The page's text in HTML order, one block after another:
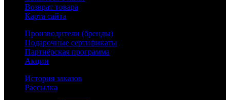
Возврат товара
Карта сайта
Производители (бренды)
Подарочные сертификаты
Партнёрская программа
Акции
История заказов
Рассылка